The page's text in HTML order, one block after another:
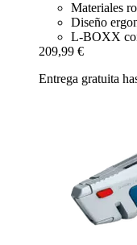
Materiales
Diseño
L-BOXX
209,99 €
Entrega gratuita